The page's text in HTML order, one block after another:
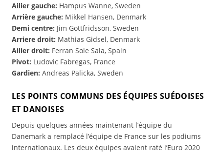
Ailier gauche: Hampus Wanne, Sweden
Arrière gauche: Mikkel Hansen, Denmark
Demi centre: Jim Gottfridsson, Sweden
Arriere droit: Mathias Gidsel, Denmark
Ailier droit: Ferran Sole Sala, Spain
Pivot: Ludovic Fabregas, France
Gardien: Andreas Palicka, Sweden
LES POINTS COMMUNS DES ÉQUIPES SUÉDOISES
ET DANOISES
Depuis quelques années maintenant l’équipe du
Danemark a remplacé l’équipe de France sur les podiums
internationaux. Les deux équipes avaient raté l’Euro 2020